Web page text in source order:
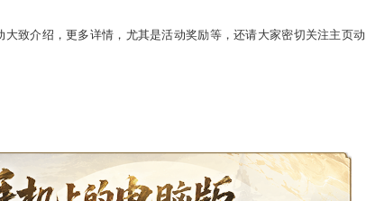
肖使一起辞旧迎新，新春祭祖，童心祝福等各种各样的